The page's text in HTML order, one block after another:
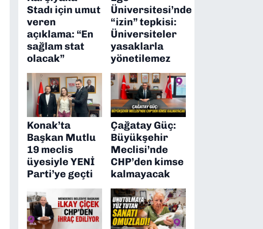
Stadı için umut
veren
açıklama: “En
sağlam stat
olacak”
Üniversitesi’nde
“izin” tepkisi:
Üniversiteler
yasaklarla
yönetilemez
Konak’ta
Başkan Mutlu
19 meclis
üyesiyle YENİ
Parti’ye geçti
Çağatay Güç:
Büyükşehir
Meclisi’nde
CHP’den kimse
kalmayacak